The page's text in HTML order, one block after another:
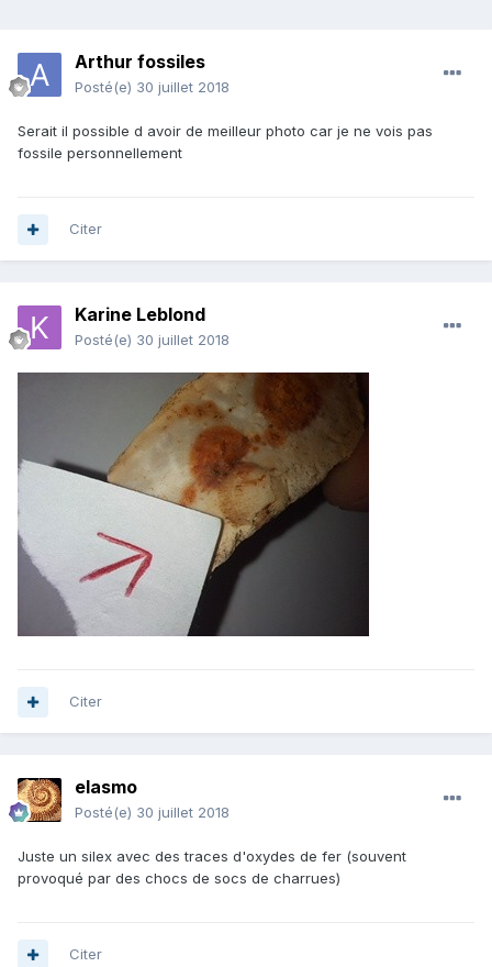
Arthur fossiles
Posté(e) 30 juillet 2018
Serait il possible d avoir de meilleur photo car je ne vois pas
fossile personnellement
Citer
Karine Leblond
Posté(e) 30 juillet 2018
Citer
elasmo
Posté(e) 30 juillet 2018
Juste un silex avec des traces d'oxydes de fer (souvent
provoqué par des chocs de socs de charrues)
Citer